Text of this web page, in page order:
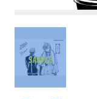
数学
コンピュータ